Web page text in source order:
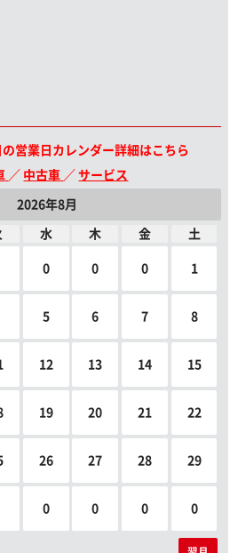
営業日カレンダー詳細はこちら
／ 中古車 ／サービス
2026年8月
水 木 金 土
0 0 0 1
5 6 7 8
12 13 14 15
19 20 21 22
26 27 28 29
0 0 0 0